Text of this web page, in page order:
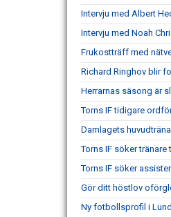
Intervju med Albert
Intervju med Noah
Frukostträff med
Richard Ringhov blir
Herrarnas säsong är
Torns IF tidigare
Damlagets
Torns IF söker tränare
Torns IF söker
Gör ditt höstlov
Ny fotbollsprofil i